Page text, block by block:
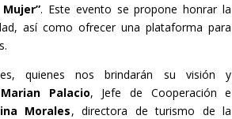
. Este evento se propone honrar la
así como ofrecer una plataforma para
quienes nos brindarán su visión y
Marian Palacio, Jefe de Cooperación e
Morales, directora de turismo de la